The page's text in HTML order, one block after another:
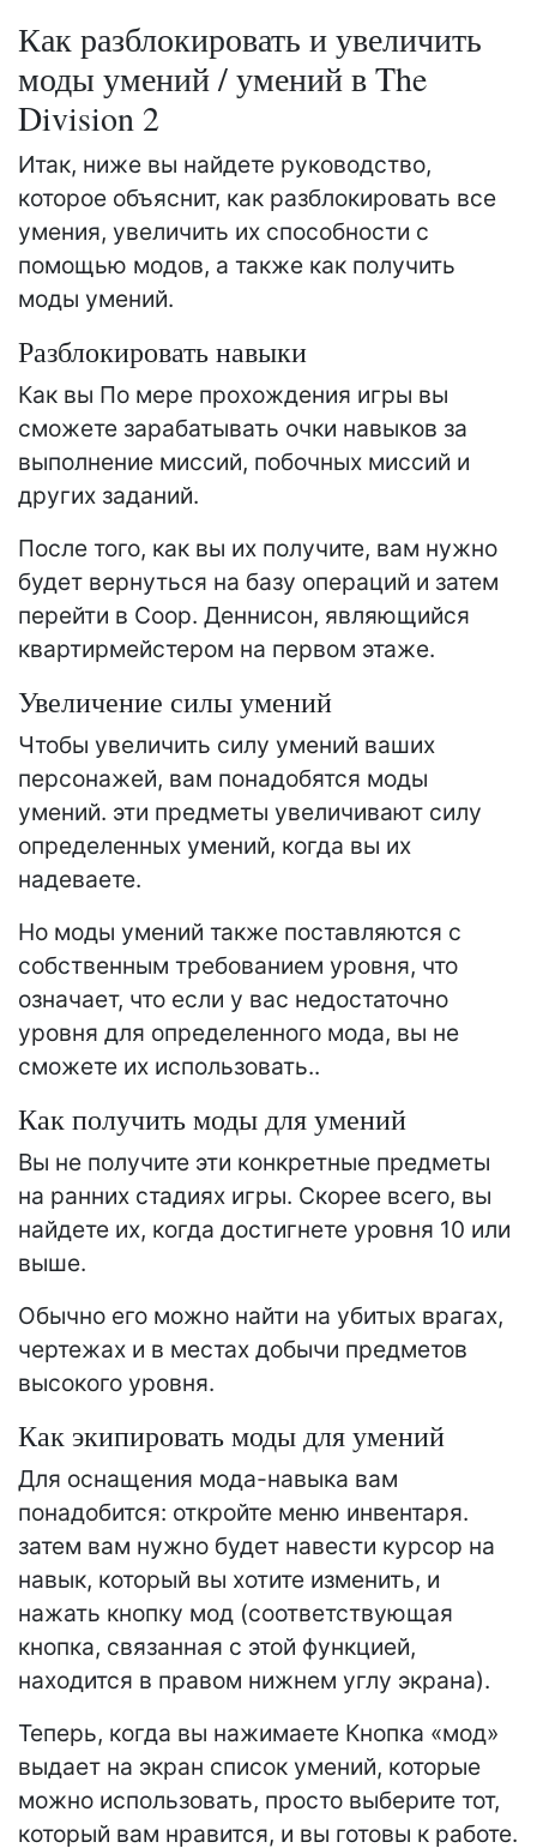
Как разблокировать и увеличить
моды умений / умений в The
Division 2
Итак, ниже вы найдете руководство,
которое объяснит, как разблокировать все
умения, увеличить их способности с
помощью модов, а также как получить
моды умений.
Разблокировать навыки
Как вы По мере прохождения игры вы
сможете зарабатывать очки навыков за
выполнение миссий, побочных миссий и
других заданий.
После того, как вы их получите, вам нужно
будет вернуться на базу операций и затем
перейти в Coop. Деннисон, являющийся
квартирмейстером на первом этаже.
Увеличение силы умений
Чтобы увеличить силу умений ваших
персонажей, вам понадобятся моды
умений. эти предметы увеличивают силу
определенных умений, когда вы их
надеваете.
Но моды умений также поставляются с
собственным требованием уровня, что
означает, что если у вас недостаточно
уровня для определенного мода, вы не
сможете их использовать..
Как получить моды для умений
Вы не получите эти конкретные предметы
на ранних стадиях игры. Скорее всего, вы
найдете их, когда достигнете уровня 10 или
выше.
Обычно его можно найти на убитых врагах,
чертежах и в местах добычи предметов
высокого уровня.
Как экипировать моды для умений
Для оснащения мода-навыка вам
понадобится: откройте меню инвентаря.
затем вам нужно будет навести курсор на
навык, который вы хотите изменить, и
нажать кнопку мод (соответствующая
кнопка, связанная с этой функцией,
находится в правом нижнем углу экрана).
Теперь, когда вы нажимаете Кнопка «мод»
выдает на экран список умений, которые
можно использовать, просто выберите тот,
который вам нравится, и вы готовы к работе.